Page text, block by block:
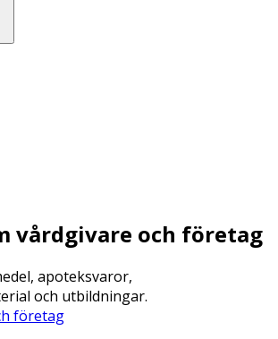
vårdgivare och företag
apoteksvaror,
och utbildningar.
företag